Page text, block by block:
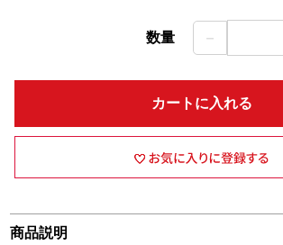
数量 －
カートに入れる
商品説明